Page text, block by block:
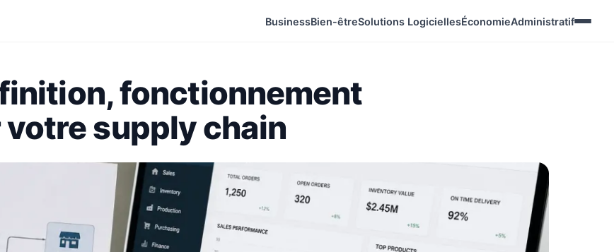
BusinessBien-êtreSolutions LogiciellesÉconomieAdministratif
fonctionnement
supply chain